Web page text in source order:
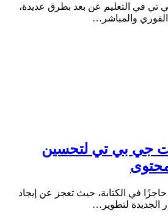
في التعليم عن بعد بطرق عديدة،
الفوري والمباشر…
جي بي تي لتحسين
في الكتابة، حيث تعجز عن إيجاد
الجديدة لتطوير…